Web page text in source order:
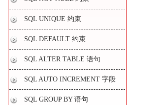
SQL UNIQUE 约束
SQL DEFAULT 约束
SQL ALTER TABLE 语句
SQL AUTO INCREMENT 字段
SQL GROUP BY 语句